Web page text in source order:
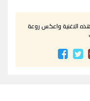
الاغنية واعكس روعة